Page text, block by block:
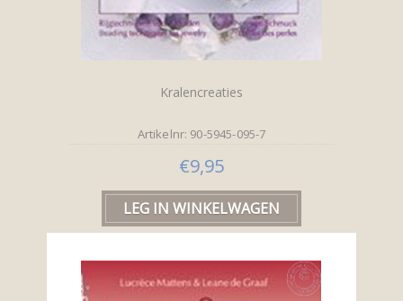
Kralencreaties
Artikelnr: 90-5945-095-7
€9,95